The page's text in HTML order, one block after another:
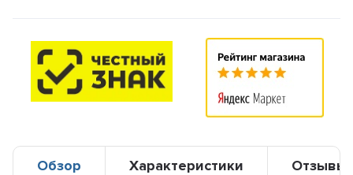
Обзор Характеристики Отзывы